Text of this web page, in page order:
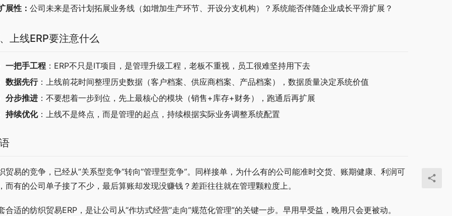
展性： 公司未来是否计划拓展业务线（如增加生产环节、开设分支机构）？系统能否伴随企业成长平滑扩展？
上线ERP要注意什么
一把手工程 ：ERP不只是IT项目，是管理升级工程，老板不重视，员工很难坚持用下去
数据先行：上线前花时间整理历史数据（客户档案、供应商档案、产品档案），数据质量决定系统价值
分步推进 ：不要想着一步到位，先上最核心的模块（销售+库存+财务），跑通后再扩展
持续优化：上线不是终点，而是管理的起点，持续根据实际业务调整系统配置
贸易的竞争，已经从”关系型竞争”转向”管理型竞争”。同样接单，为什么有的公司能准时交货、账期健康、利润可
而有的公司单子接了不少，最后算账却发现没赚钱？差距往往就在管理颗粒度上。
合适的纺织贸易ERP，是让公司从”作坊式经营”走向”规范化管理”的关键一步。早用早受益，晚用只会更被动。